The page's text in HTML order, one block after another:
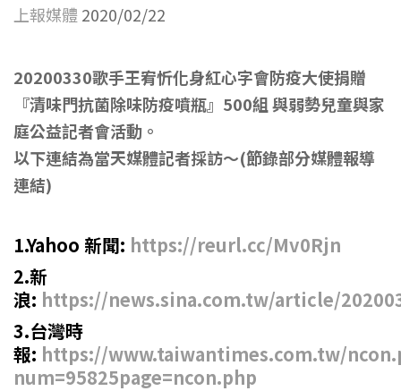
上報媒體 2020/02/22
20200330歌手王宥忻化身紅心字會防疫大使捐贈
『清味門抗菌除味防疫噴瓶』500組 與弱勢兒童與家
庭公益記者會活動。
以下連結為當天媒體記者採訪～(節錄部分媒體報導
連結)
1.Yahoo 新聞: https://reurl.cc/Mv0Rjn
2.新
浪: https://news.sina.com.tw/article/
3.台灣時
報: https://www.taiwantimes.com.tw/
num=95825page=ncon.php